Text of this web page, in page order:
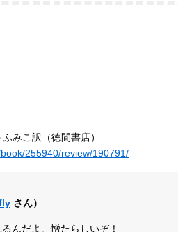
みこ訳（徳間書店）
255940/review/190791/
さん）
んだよ。憎たらしいぞ！